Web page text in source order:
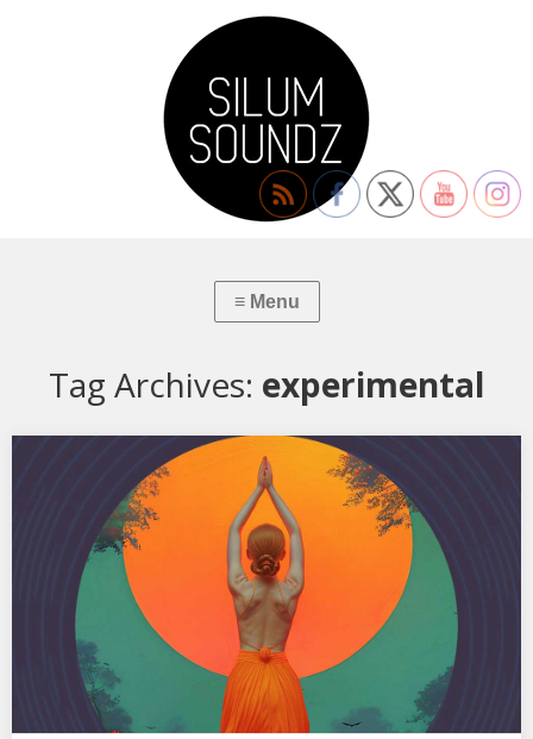
Tag Archives: experimental
XSS317 | Cubo | Morning Star
01. D.K. – Realm Of Symbols 02. Sandoz – Morning Star (Dubmix)
03. Meat Beat Manifesto…